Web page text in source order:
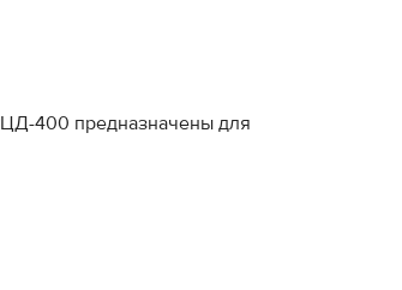
400 предназначены для